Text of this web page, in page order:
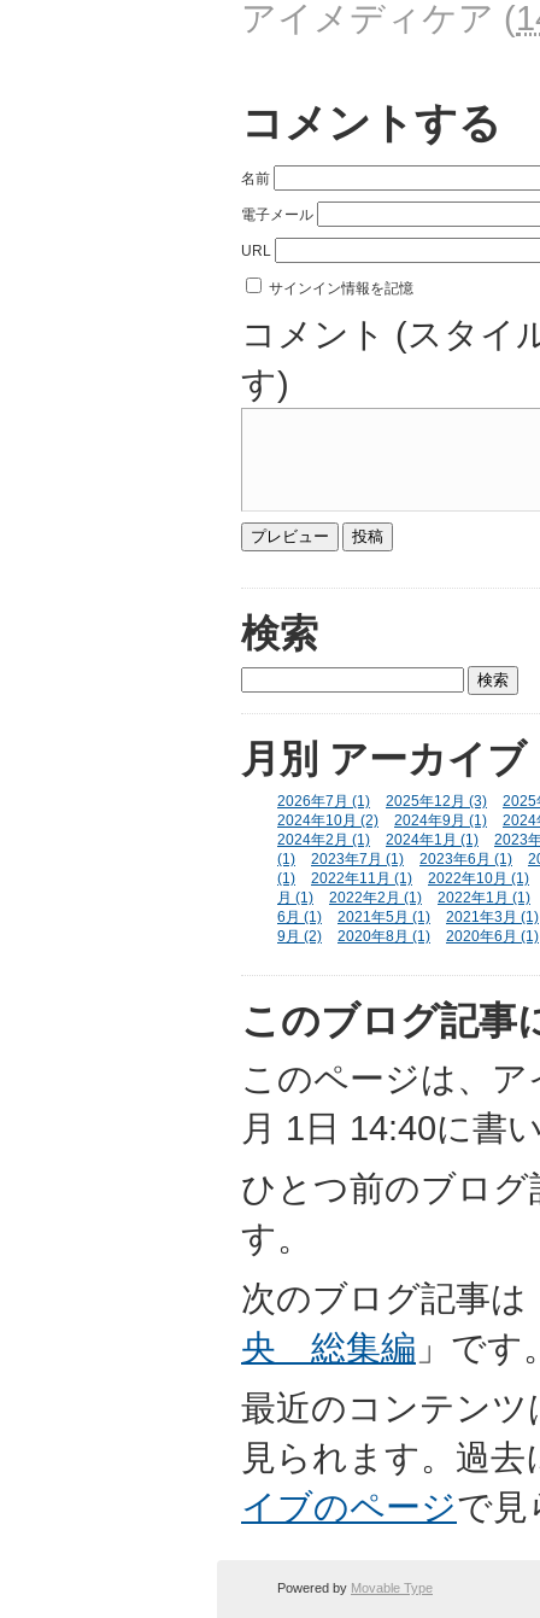
アイメディケア (
コメントする
名前
電子メール
URL
サインイン情報を記憶
コメント (スタイ
す)
検索
月別 アーカイブ
2026年7月 (1) 2025年12月 (3)
2025
2024年10月 (2)
2024年9月 (1)
2024
2024年2月 (1)
2024年1月 (1)
2023
(1)
2023年7月 (1) 2023年6月 (1)
(1)
2022年11月 (1)
2022年10月 (1)
月 (1)
2022年2月 (1)
2022年1月 (1)
6月 (1)
2021年5月 (1)
2021年3月 (1)
9月 (2)
2020年8月 (1) 2020年6月 (1)
このブログ記事
このページは、
月 1日 14:40に書
ひとつ前のブログ
す。
次のブログ記事は
央 総集編 」です
最近のコンテンツ
見られます。過
イブのページで見
Powered by Movable Type